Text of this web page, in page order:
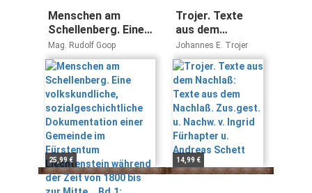
Menschen am
Schellenberg. Eine
volkskundliche,
sozialgeschichtliche
Dokumentation
einer Gemeinde im
Fürstentum
Liechtenstein
während der Zeit
von 1800 bis zur
Mitte... Bd.1:
Besiedlung der
Gemeinde
Mag. Rudolf Goop
25,99 €
Trojer. Texte
aus dem
Nachlaß: Texte
aus dem
Nachlaß.
Zus.gest. u.
Nachw. v. Ingrid
Fürhapter u.
Andreas Schett
Johannes E. Trojer
14,99 €